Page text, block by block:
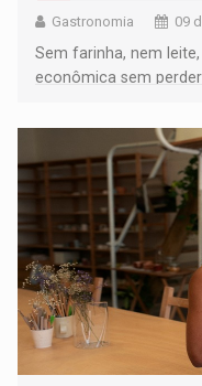
Gastronomia 09
Sem farinha, nem
econômica sem